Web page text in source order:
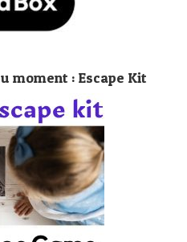
moment : Escape Kit